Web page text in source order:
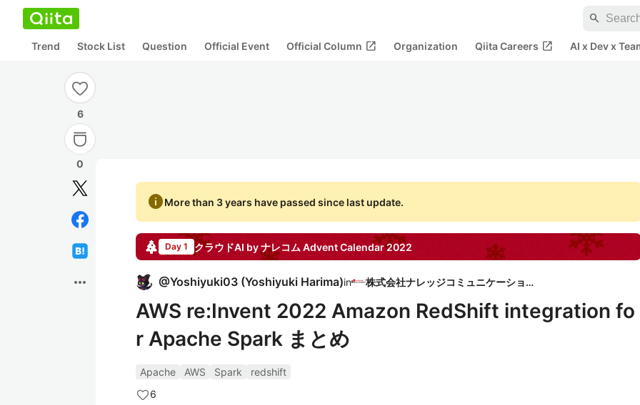
search
Trend Stock List Question Official Event Official Column open_in_new Organization Qiita Careers open_in_new AI x Dev x
6
0
more_horiz
infoMore than 3 years have passed since last update.
Day 1 クラウドAI by ナレコム Advent Calendar2022
@Yoshiyuki03 (Yoshiyuki Harima)in 株式会社ナレッジコミュニケーション
AWS re:Invent 2022 Amazon RedShift integration fo
r Apache Spark まとめ
Apache AWS Spark
redshift
6